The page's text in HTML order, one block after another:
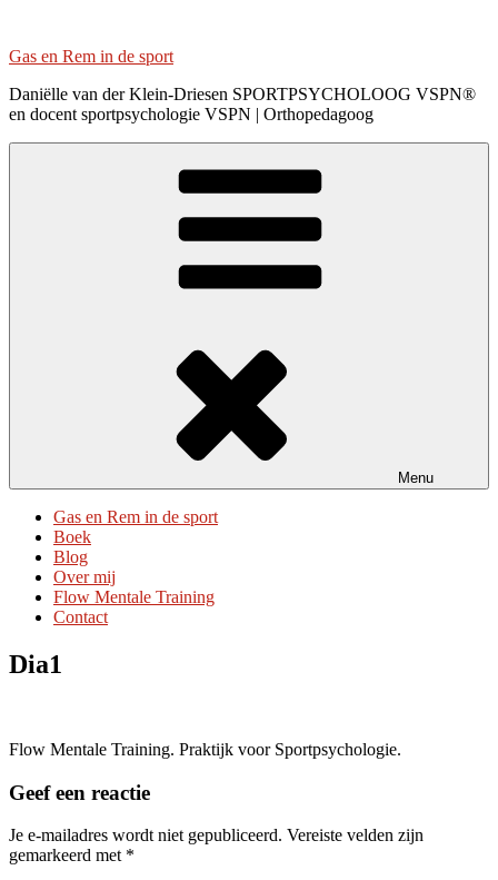
de
Gas en Rem in de sport
Daniëlle van der Klein-Driesen SPORTPSYCHOLOOG VSPN®
en docent sportpsychologie VSPN | Orthopedagoog
Menu
Gas en Rem in de sport
Boek
Blog
Over mij
Flow Mentale Training
Contact
Dia1
Flow Mentale Training. Praktijk voor Sportpsychologie.
Geef een reactie
Je e-mailadres wordt niet gepubliceerd. Vereiste velden zijn
gemarkeerd met *